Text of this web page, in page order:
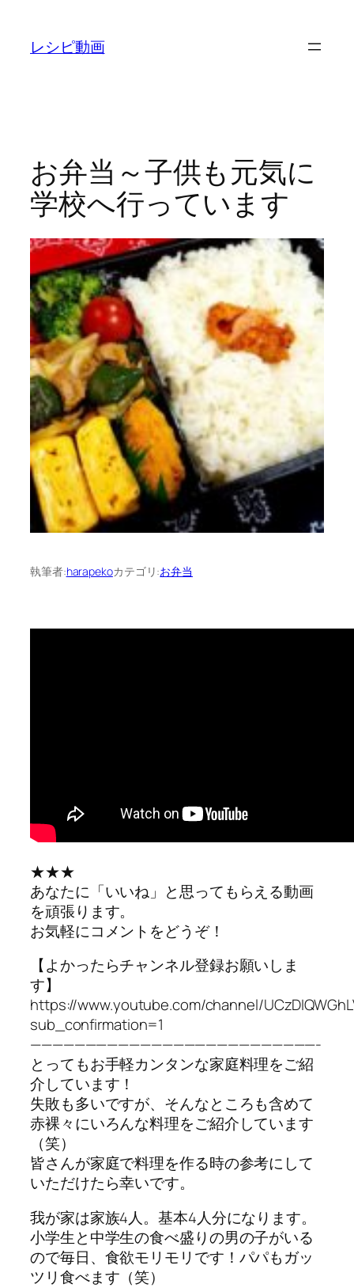
レシピ動画
お弁当～子供も元気に
学校へ行っています
執筆者:harapekoカテゴリ:お弁当
★★★
あなたに「いいね」と思ってもらえる動画
を頑張ります。
お気軽にコメントをどうぞ！
【よかったらチャンネル登録お願いしま
す】
https://www.youtube.com/channel/
sub_confirmation=1
——————————————————————————-
とってもお手軽カンタンな家庭料理をご紹
介しています！
失敗も多いですが、そんなところも含めて
赤裸々にいろんな料理をご紹介しています
（笑）
皆さんが家庭で料理を作る時の参考にして
いただけたら幸いです。
我が家は家族4人。基本4人分になります。
小学生と中学生の食べ盛りの男の子がいる
ので毎日、食欲モリモリです！パパもガッ
ツリ食べます（笑）